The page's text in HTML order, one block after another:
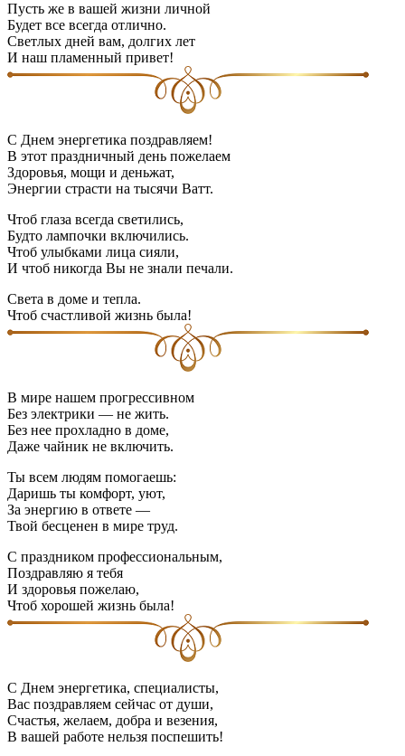
Пусть же в вашей жизни личной
Будет все всегда отлично.
Светлых дней вам, долгих лет
И наш пламенный привет!
C Днем энергетика поздравляем!
В этот праздничный день пожелаем
Здоровья, мощи и деньжат,
Энергии страсти на тысячи Ватт.
Чтоб глаза всегда светились,
Будто лампочки включились.
Чтоб улыбками лица сияли,
И чтоб никогда Вы не знали печали.
Света в доме и тепла.
Чтоб счастливой жизнь была!
В мире нашем прогрессивном
Без электрики — не жить.
Без нее прохладно в доме,
Даже чайник не включить.
Ты всем людям помогаешь:
Даришь ты комфорт, уют,
За энергию в ответе —
Твой бесценен в мире труд.
С праздником профессиональным,
Поздравляю я тебя
И здоровья пожелаю,
Чтоб хорошей жизнь была!
С Днем энергетика, специалисты,
Вас поздравляем сейчас от души,
Счастья, желаем, добра и везения,
В вашей работе нельзя поспешить!